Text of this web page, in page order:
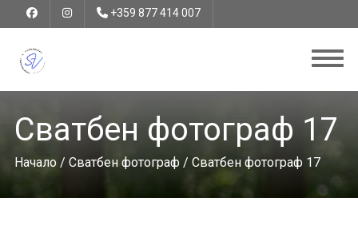
+359 877 414 007
Сватбен фотограф 17
Начало/ Сватбен фотограф/ Сватбен фотограф 17